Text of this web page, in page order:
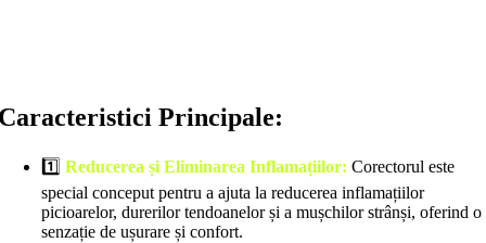
Principale:
1️⃣ Reducerea și Eliminarea Inflamațiilor: Corectorul este
special conceput pentru a ajuta la reducerea inflamațiilor
picioarelor, durerilor tendoanelor și a mușchilor strânși, oferind o
senzație de ușurare și confort.